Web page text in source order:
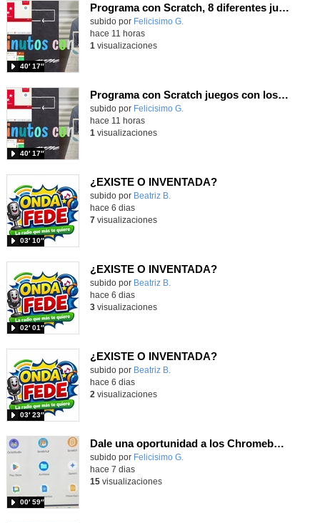
Programa con Scratch, 8 diferentes juegos para vivir la emoción de los partidos de España en el mundial 2026
Contenido educativo.
subido por Felicisimo G.
40′ 17″
hace 11 horas
1 visualizaciones
Programa con Scratch juegos con los partidos del mundial 2026 ganados por España
Contenido educativo.
subido por Felicisimo G.
40′ 17″
hace 11 horas
1 visualizaciones
¿EXISTE O INVENTADA?
Contenido educativo.
subido por Beatriz B.
03′ 10″
hace 6 dias
7visualizaciones
¿EXISTE O INVENTADA?
Contenido educativo.
subido por Beatriz B.
02′ 01″
hace 6 dias
3visualizaciones
¿EXISTE O INVENTADA?
Contenido educativo.
subido por Beatriz B.
03′ 23″
hace 6 dias
2 visualizaciones
Dale una oportunidad a los Chromebooks y utiliza un proyector para realizar talleres si no tienes pantallas táctiles
Contenido educativo.
subido por Felicisimo G.
00′ 59″
hace 7 dias
15visualizaciones